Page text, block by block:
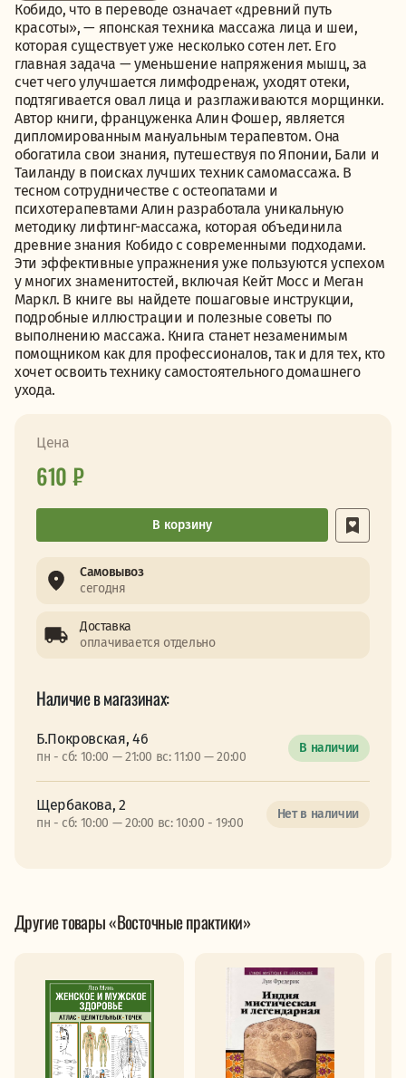
Кобидо, что в переводе означает «древний путь
красоты», — японская техника массажа лица и шеи,
которая существует уже несколько сотен лет. Его
главная задача — уменьшение напряжения мышц, за
счет чего улучшается лимфодренаж, уходят отеки,
подтягивается овал лица и разглаживаются морщинки.
Автор книги, француженка Алин Фошер, является
дипломированным мануальным терапевтом. Она
обогатила свои знания, путешествуя по Японии, Бали и
Таиланду в поисках лучших техник самомассажа. В
тесном сотрудничестве с остеопатами и
психотерапевтами Алин разработала уникальную
методику лифтинг-массажа, которая объединила
древние знания Кобидо с современными подходами.
Эти эффективные упражнения уже пользуются успехом
у многих знаменитостей, включая Кейт Мосс и Меган
Маркл. В книге вы найдете пошаговые инструкции,
подробные иллюстрации и полезные советы по
выполнению массажа. Книга станет незаменимым
помощником как для профессионалов, так и для тех, кто
хочет освоить технику самостоятельного домашнего
ухода.
Цена
610 ₽
В корзину
Самовывоз
сегодня
Доставка
оплачивается отдельно
Наличие в магазинах:
Б.Покровская, 46
пн - сб: 10:00 — 21:00 вс: 11:00 — 20:00
В наличии
Щербакова, 2
пн - сб: 10:00 — 20:00 вс: 10:00 - 19:00
Нет в наличии
Другие товары «Восточные практики»